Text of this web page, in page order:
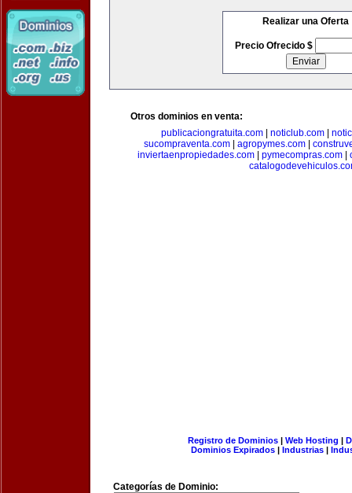
Realizar una Oferta
Precio Ofrecido $
Otros dominios en venta:
publicaciongratuita.com| noticlub.com|
sucompraventa.com
agropymes.com
inviertaenpropiedades.com| pymecompras.com|
Registro de Dominios| Web Hosting |
Dominios Expirados | Industrias |
Categorías de Dominio: